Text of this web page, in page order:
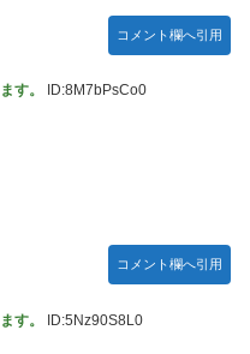
コメント欄へ引用
す。 ID:8M7bPsCo0
コメント欄へ引用
す。 ID:5Nz90S8L0